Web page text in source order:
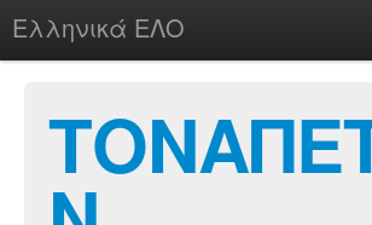
Ελληνικά ΕΛΟ
chesstu.be @ discord